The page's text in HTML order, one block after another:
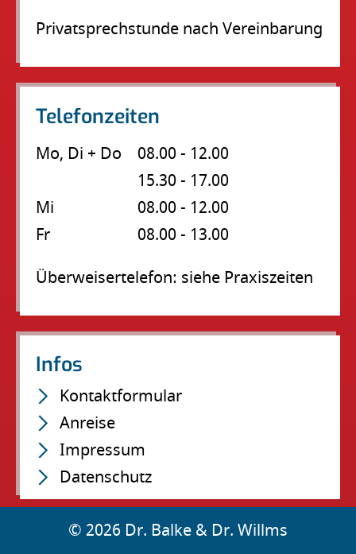
Privatsprechstunde nach Vereinbarung
Telefonzeiten
Mo, Di + Do
08.00 - 12.00
15.30 - 17.00
Mi
08.00 - 12.00
Fr
08.00 - 13.00
Überweisertelefon: siehe Praxiszeiten
Infos
Navigation
überspringen
Kontaktformular
Anreise
Impressum
Datenschutz
© 2026 Dr. Balke & Dr. Willms